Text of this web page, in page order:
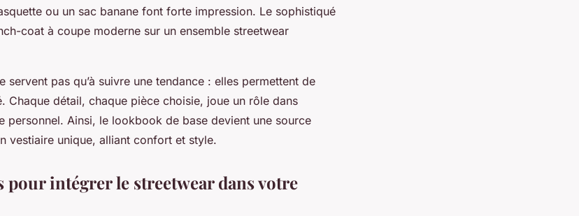
ou un sac banane font forte impression. Le sophistiqué
coat à coupe moderne sur un ensemble streetwear
servent pas qu’à suivre une tendance : elles permettent de
Chaque détail, chaque pièce choisie, joue un rôle dans
personnel. Ainsi, le lookbook de base devient une source
vestiaire unique, alliant confort et style.
pour intégrer le streetwear dans votre